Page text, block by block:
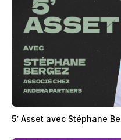
5’ Asset avec Stéphane